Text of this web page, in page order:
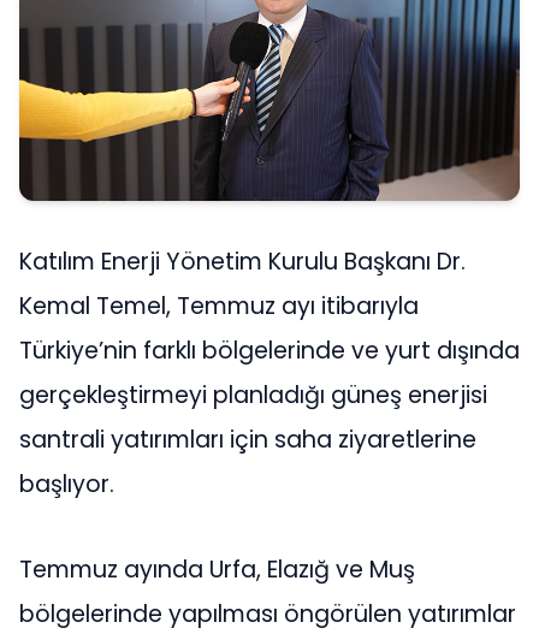
Katılım Enerji Yönetim Kurulu Başkanı Dr.
Kemal Temel, Temmuz ayı itibarıyla
Türkiye’nin farklı bölgelerinde ve yurt dışında
gerçekleştirmeyi planladığı güneş enerjisi
santrali yatırımları için saha ziyaretlerine
başlıyor.
Temmuz ayında Urfa, Elazığ ve Muş
bölgelerinde yapılması öngörülen yatırımlar